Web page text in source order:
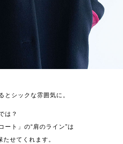
とシックな雰囲気に。
は？
ート」の“肩のライン”は
たせてくれます。